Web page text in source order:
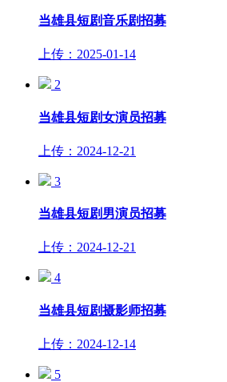
当雄县短剧音乐剧招募
上传：2025-01-14
2
当雄县短剧女演员招募
上传：2024-12-21
3
当雄县短剧男演员招募
上传：2024-12-21
4
当雄县短剧摄影师招募
上传：2024-12-14
5